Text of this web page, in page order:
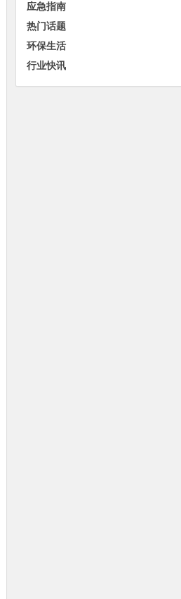
应急指南
热门话题
环保生活
行业快讯